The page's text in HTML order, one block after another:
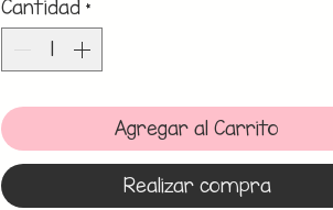
Cantidad *
Agregar al Carrito
Realizar compra